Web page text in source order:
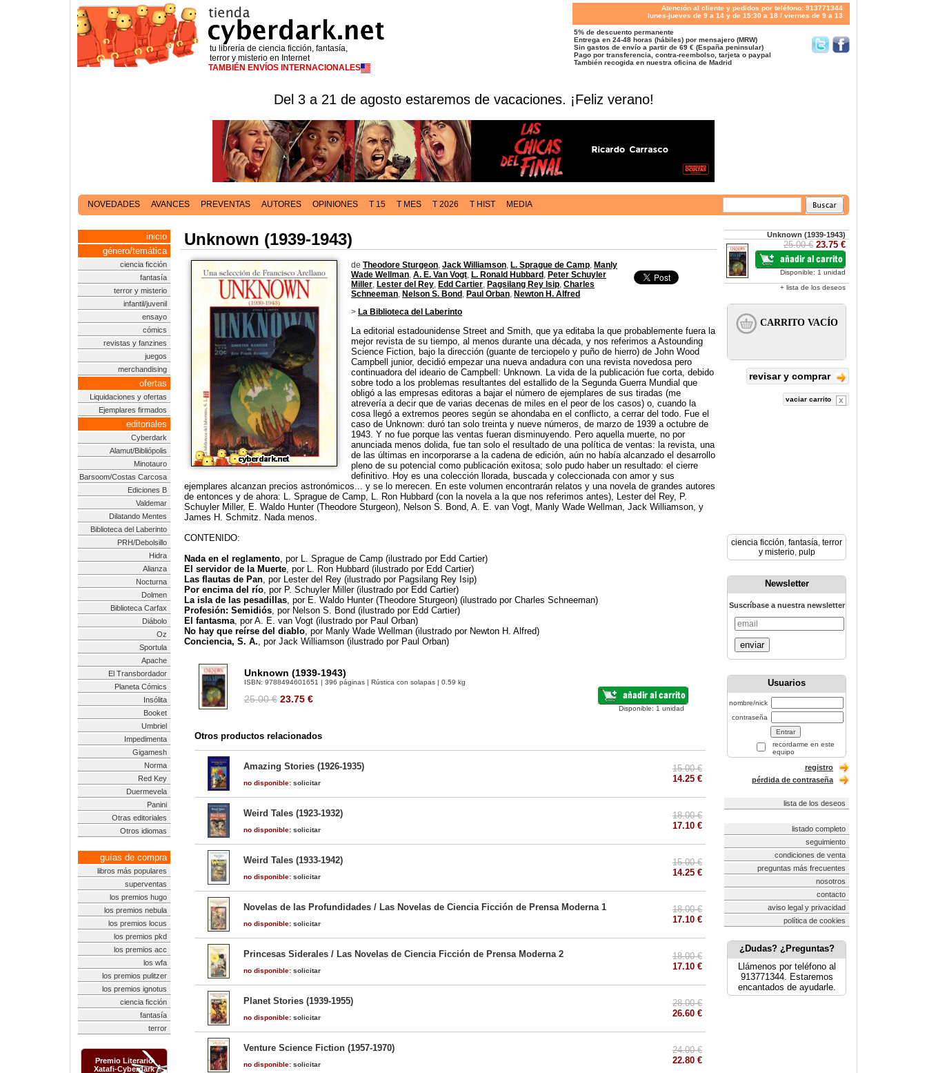
tu librería de ciencia ficción, fantasía,
terror y misterio en Internet
TAMBIÉN ENVÍOS INTERNACIONALES
Atención al cliente y pedidos por teléfono: 913771344
lunes-jueves de 9 a 14 y de 15:30 a 18 / viernes de 9 a 13
5% de descuento permanente
Entrega en 24-48 horas (hábiles) por mensajero (MRW)
Sin gastos de envío a partir de 69 € (España peninsular)
Pago por transferencia, contra-reembolso, tarjeta o paypal
También recogida en nuestra oficina de Madrid
Del 3 a 21 de agosto estaremos de vacaciones. ¡Feliz verano!
NOVEDADES AVANCES PREVENTAS AUTORES OPINIONES T 15 T MES T 2026 T HIST MEDIA
inicio
género/temática
ciencia ficción
fantasía
terror y misterio
infantil/juvenil
ensayo
cómics
revistas y fanzines
juegos
merchandising
ofertas
Liquidaciones y ofertas
Ejemplares firmados
editoriales
Cyberdark
Alamut/Bibliópolis
Minotauro
Barsoom/Costas Carcosa
Ediciones B
Valdemar
Dilatando Mentes
Biblioteca del Laberinto
PRH/Debolsillo
Hidra
Alianza
Nocturna
Dolmen
Biblioteca Carfax
Diábolo
Oz
Sportula
Apache
El Transbordador
Planeta Cómics
Insólita
Booket
Umbriel
Impedimenta
Gigamesh
Norma
Red Key
Duermevela
Panini
Otras editoriales
Otros idiomas
guías de compra
libros más populares
superventas
los premios hugo
los premios nebula
los premios locus
los premios pkd
los premios acc
los wfa
los premios pulitzer
los premios ignotus
ciencia ficción
fantasía
terror
Premio Literario
Xatafi-Cyberdark
Unknown (1939-1943)
de Theodore Sturgeon, Jack Williamson, L. Sprague de Camp, Manly
Wade Wellman, A. E. Van Vogt, L. Ronald Hubbard , Peter Schuyler
Miller, Lester del Rey, Edd Cartier, Pagsilang Rey Isip, Charles
Schneeman, Nelson S. Bond , Paul Orban, Newton H. Alfred
> La Biblioteca del Laberinto
La editorial estadounidense Street and Smith, que ya editaba la que probablemente fuera la
mejor revista de su tiempo, al menos durante una década, y nos referimos a Astounding
Science Fiction, bajo la dirección (guante de terciopelo y puño de hierro) de John Wood
Campbell junior, decidió empezar una nueva andadura con una revista novedosa pero
continuadora del ideario de Campbell: Unknown. La vida de la publicación fue corta, debido
sobre todo a los problemas resultantes del estallido de la Segunda Guerra Mundial que
obligó a las empresas editoras a bajar el número de ejemplares de sus tiradas (me
atrevería a decir que de varias decenas de miles en el peor de los casos) o, cuando la
cosa llegó a extremos peores según se ahondaba en el conflicto, a cerrar del todo. Fue el
caso de Unknown: duró tan solo treinta y nueve números, de marzo de 1939 a octubre de
1943. Y no fue porque las ventas fueran disminuyendo. Pero aquella muerte, no por
anunciada menos dolida, fue tan solo el resultado de una política de ventas: la revista, una
de las últimas en incorporarse a la cadena de edición, aún no había alcanzado el desarrollo
pleno de su potencial como publicación exitosa; solo pudo haber un resultado: el cierre
definitivo. Hoy es una colección llorada, buscada y coleccionada con amor y sus
ejemplares alcanzan precios astronómicos... y se lo merecen. En este volumen encontrarán relatos y una novela de grandes autores
de entonces y de ahora: L. Sprague de Camp, L. Ron Hubbard (con la novela a la que nos referimos antes), Lester del Rey, P.
Schuyler Miller, E. Waldo Hunter (Theodore Sturgeon), Nelson S. Bond, A. E. van Vogt, Manly Wade Wellman, Jack Williamson, y
James H. Schmitz. Nada menos.
CONTENIDO:
Nada en el reglamento, por L. Sprague de Camp (ilustrado por Edd Cartier)
El servidor de la Muerte, por L. Ron Hubbard (ilustrado por Edd Cartier)
Las flautas de Pan, por Lester del Rey (ilustrado por Pagsilang Rey Isip)
Por encima del río, por P. Schuyler Miller (ilustrado por Edd Cartier)
La isla de las pesadillas, por E. Waldo Hunter (Theodore Sturgeon) (ilustrado por Charles Schneeman)
Profesión: Semidiós, por Nelson S. Bond (ilustrado por Edd Cartier)
El fantasma, por A. E. van Vogt (ilustrado por Paul Orban)
No hay que reírse del diablo, por Manly Wade Wellman (ilustrado por Newton H. Alfred)
Conciencia, S. A., por Jack Williamson (ilustrado por Paul Orban)
Unknown (1939-1943)
ISBN: 9788494601651 | 396 páginas | Rústica con solapas | 0.59 kg
25.00 € 23.75 €
Disponible: 1 unidad
Otros productos relacionados
Amazing Stories (1926-1935)
no disponible: solicitar
15.00 €
14.25 €
Weird Tales (1923-1932)
no disponible: solicitar
18.00 €
17.10 €
Weird Tales (1933-1942)
no disponible: solicitar
15.00 €
14.25 €
Novelas de las Profundidades / Las Novelas de Ciencia Ficción de Prensa Moderna 1
no disponible: solicitar
18.00 €
17.10 €
Princesas Siderales / Las Novelas de Ciencia Ficción de Prensa Moderna 2
no disponible: solicitar
18.00 €
17.10 €
Planet Stories (1939-1955)
no disponible: solicitar
28.00 €
26.60 €
Venture Science Fiction (1957-1970)
no disponible: solicitar
24.00 €
22.80 €
Unknown (1939-1943)
25.00 € 23.75 €
Disponible: 1 unidad
+ lista de los deseos
revisar y comprar
vaciar carrito
ciencia ficción, fantasía, terror
y misterio, pulp
Newsletter
Suscríbase a nuestra newsletter
enviar
Usuarios
nombre/nick
contraseña
recordarme en este
equipo
registro
pérdida de contraseña
lista de los deseos
listado completo
seguimiento
condiciones de venta
preguntas más frecuentes
nosotros
contacto
aviso legal y privacidad
política de cookies
¿Dudas? ¿Preguntas?
Llámenos por teléfono al
913771344. Estaremos
encantados de ayudarle.